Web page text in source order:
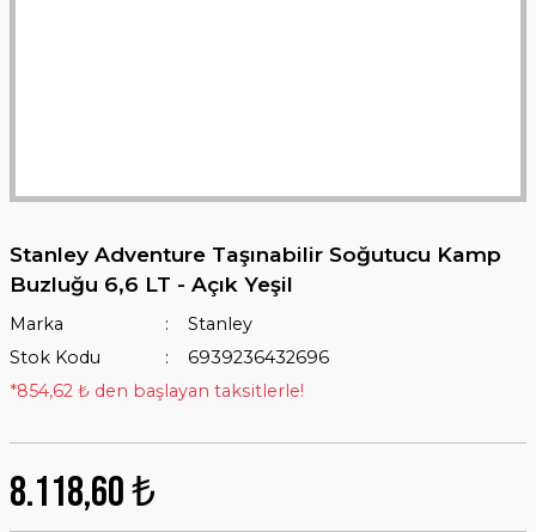
Stanley Adventure Taşınabilir Soğutucu Kamp
Buzluğu 6,6 LT - Açık Yeşil
Marka
Stanley
Stok Kodu
6939236432696
*854,62 ₺ den başlayan taksitlerle!
8.118,60 ₺